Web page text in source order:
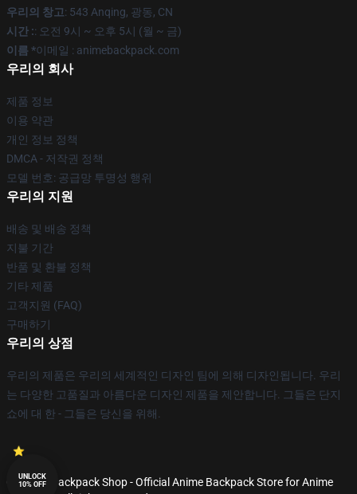
우리의 창고: 543 Anqing, 광동, CN
시간 :: 오전 9시 ~ 오후 5시 (월 ~ 금)
이름 *이메일 : animebackpack.com
우리의 회사
제품 정보
이용 약관
개인 정보 정책
DMCA - 저작권 정책
모델 번호: 공급망 투명성 행위
우리의 지원
배송 및 배송 정책
지불 기간
반품 및 환불 정책
기타 제품
고객지원 (FAQ)
구매하기
우리의 상점
우리의 제품은 우리의 세계적인 디자인 팀에 의해 디자인됩니다. 우리
는 다양한 고품질과 아름다운 디자인 제품을 제안합니다. 그들은 단지
쇼에 대 한 - 그들은 당신을 위해.
© Anime Backpack Shop - Official Anime Backpack Store for Anime
UNLOCK
10% OFF